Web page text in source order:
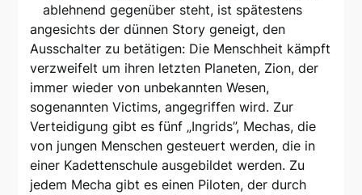
ablehnend gegenüber steht, ist spätestens
angesichts der dünnen Story geneigt, den
Ausschalter zu betätigen: Die Menschheit kämpft
verzweifelt um ihren letzten Planeten, Zion, der
immer wieder von unbekannten Wesen,
sogenannten Victims, angegriffen wird. Zur
Verteidigung gibt es fünf „Ingrids”, Mechas, die
von jungen Menschen gesteuert werden, die in
einer Kadettenschule ausgebildet werden. Zu
jedem Mecha gibt es einen Piloten, der durch